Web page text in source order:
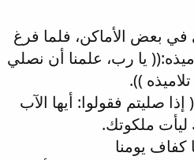
بعض الأماكن، فلما فرغ
يا رب، علمنا أن نصلي
)).
صليتم فقولوا: أيها الآب
ملكوتك.
كفاف يومنا